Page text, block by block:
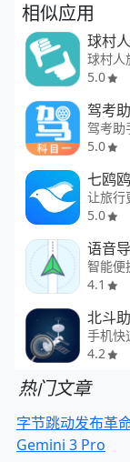
相似应用
球村人
5.0
驾考
驾考助
5.0
七鸥鸥
让旅行
5.0
语音
智能便
4.1
北斗
手机快
4.2
热门文章
字节跳动发布革
Gemini 3 Pro